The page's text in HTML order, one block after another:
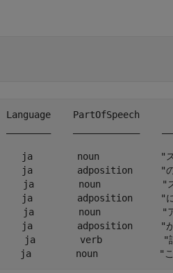
Language    PartOfSpeech
ja        noun           "
ja        adposition     "
ja        noun           "
ja        adposition     "
ja        noun           "
ja        adposition     "
ja        verb           "